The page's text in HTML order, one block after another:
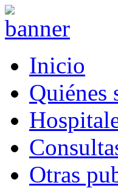
Inicio
Quiénes
Otras